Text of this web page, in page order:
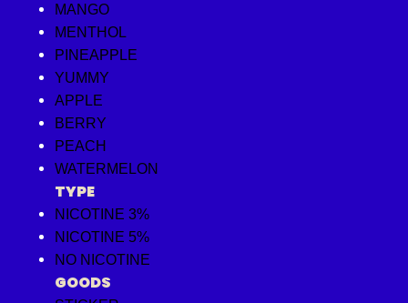
MANGO
MENTHOL
PINEAPPLE
YUMMY
APPLE
BERRY
PEACH
WATERMELON
TYPE
NICOTINE 3%
NICOTINE 5%
NO NICOTINE
GOODS